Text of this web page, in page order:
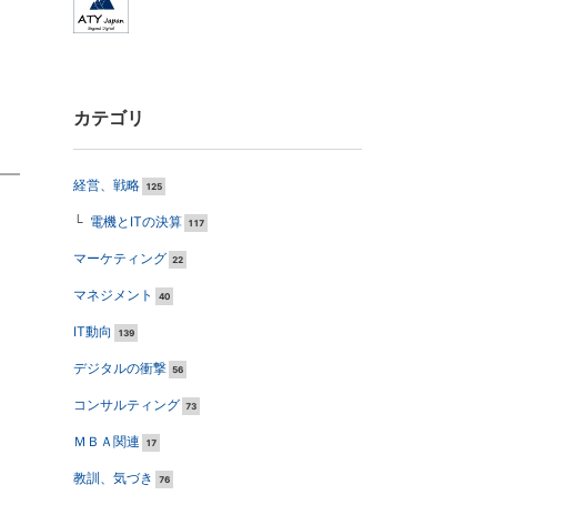
カテゴリ
経営、戦略 125
電機とITの決算 117
マーケティング 22
マネジメント 40
IT動向 139
デジタルの衝撃 56
コンサルティング 73
ＭＢＡ関連 17
教訓、気づき 76